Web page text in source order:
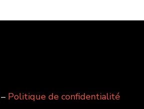
– Politique de confidentialité